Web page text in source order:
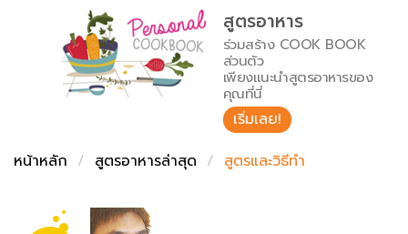
เปรียบเทียบหน่วยการตวง
เปรียบเทียบอุณหภูมิ
เปรียบเทียบน้ำหนักวัตถุดิบ
สร้าง Cookbook
สูตรอาหาร
ร่วมสร้าง COOK BOOK
ส่วนตัว
เพียงแนะนำสูตรอาหารของ
คุณที่นี่
เริ่มเลย!
หน้าหลัก
สูตรอาหารล่าสุด สูตรและวิธีทำ